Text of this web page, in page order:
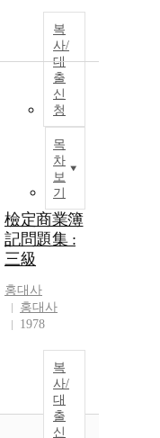
복
사/
대
출
신
청
목
차
보
기
檢定商業簿
記問題集 :
三級
홍대사
홍대사
1978
복
사/
대
출
신